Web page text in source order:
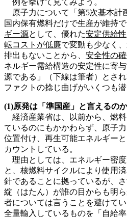
例を挙げて見てみよう。
原子力について「第5次基本計
国内保有燃料だけで生産が維持
ギー源として、優れた安定供給性
転コストが低廉で変動も少なく
排出もないことから、 安全性の
ネルギー需給構造の安定性に寄
源である」（下線は筆者）とさ
ファクトの捻じ曲げがいくつも潜
(1)原発は「準国産」と言えるの
経済産業省は、以前から、燃
ているのにもかかわらず、原子
位置付け、再生可能エネルギー
カウントしている。
理由としては、エネルギー密
と、核燃料サイクルにより使用
針であることに拠っているが、
綻（はたん）が誰の目からも明
者については言うことを避けて
全量輸入しているものを「自給